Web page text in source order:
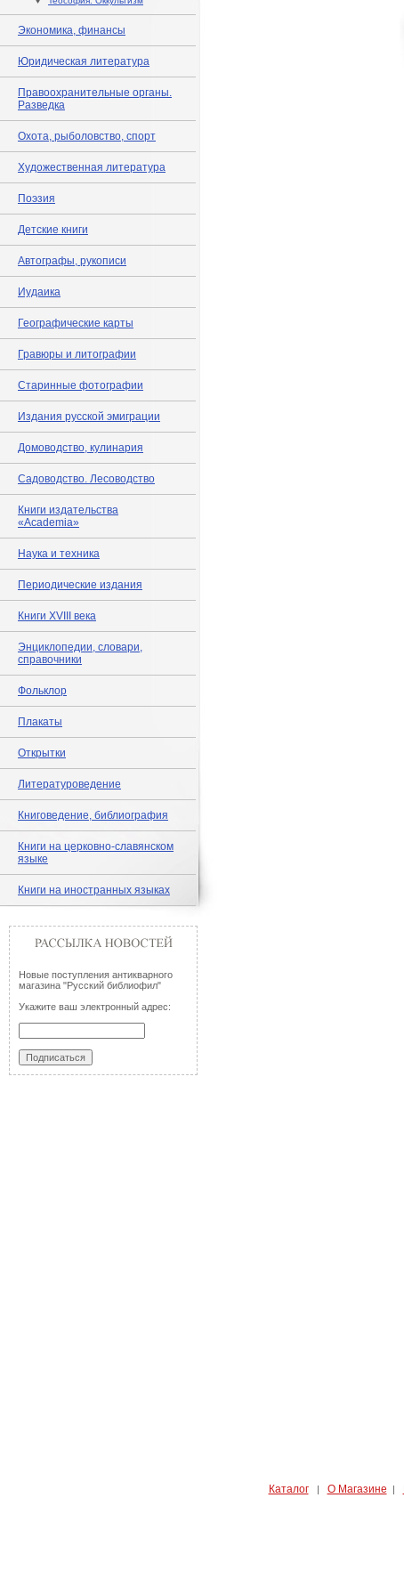
Экономика, финансы
Юридическая литература
Правоохранительные органы.
Разведка
Охота, рыболовство, спорт
Художественная литература
Поэзия
Детские книги
Автографы, рукописи
Иудаика
Географические карты
Гравюры и литографии
Старинные фотографии
Издания русской эмиграции
Домоводство, кулинария
Садоводство. Лесоводство
Книги издательства
«Academia»
Наука и техника
Периодические издания
Книги XVIII века
Энциклопедии, словари,
справочники
Фольклор
Плакаты
Открытки
Литературоведение
Книговедение, библиография
Книги на церковно-славянском
языке
Книги на иностранных языках
Новые поступления антикварного
магазина "Русский библиофил"
Укажите ваш электронный адрес:
Каталог| О Магазине |